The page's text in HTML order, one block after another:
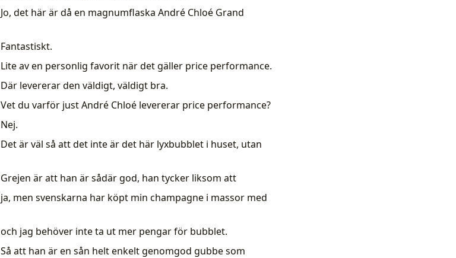
Jo, det här är då en magnumflaska André Chloé Grand
Fantastiskt.
Lite av en personlig favorit när det gäller price performance.
Där levererar den väldigt, väldigt bra.
Vet du varför just André Chloé levererar price performance?
Nej.
Det är väl så att det inte är det här lyxbubblet i huset, utan
Grejen är att han är sådär god, han tycker liksom att
ja, men svenskarna har köpt min champagne i massor med
och jag behöver inte ta ut mer pengar för bubblet.
Så att han är en sån helt enkelt genomgod gubbe som